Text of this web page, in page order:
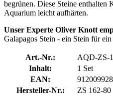
begrünen. Diese Steine enthalten
Aquarium leicht aufhärten.
Unser Experte Oliver Knott
Galapagos Stein - ein Stein für
Art.-Nr.:
AQD-ZS-
Inhalt:
1 Set
EAN:
Hersteller-Nr.:
ZS 162-80